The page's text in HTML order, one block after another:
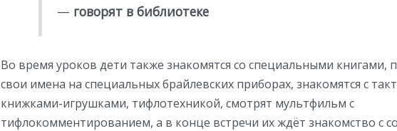
— говорят в библиотеке
Во время уроков дети также знакомятся со специальными книгами,
свои имена на специальных брайлевских приборах, знакомятся с
книжками-игрушками, тифлотехникой, смотрят мультфильм с
тифлокомментированием, а в конце встречи их ждёт знакомство с